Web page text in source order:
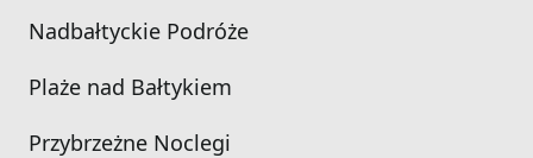
Nadbałtyckie Podróże
Plaże nad Bałtykiem
Przybrzeżne Noclegi